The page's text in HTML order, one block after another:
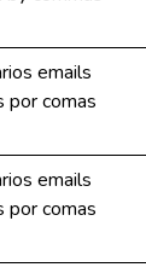
emails
por comas
emails
por comas